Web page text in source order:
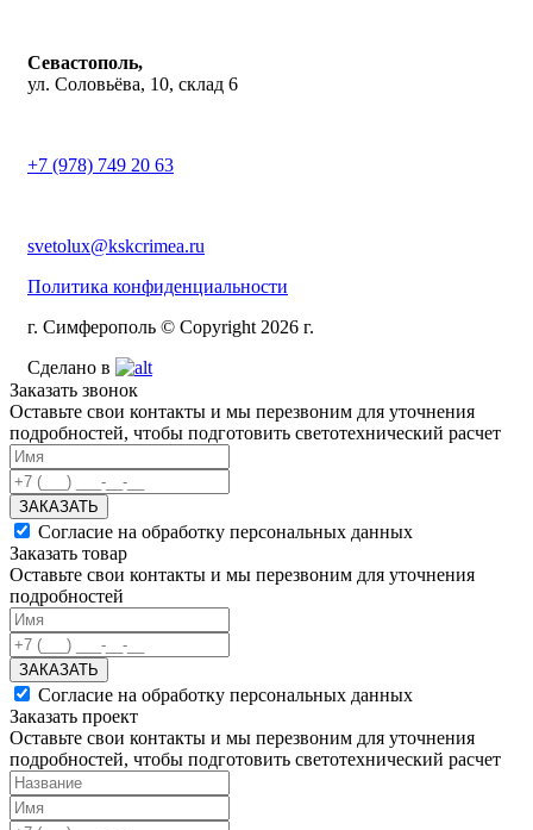
Севастополь,
ул. Соловьёва, 10, склад 6
+7 (978) 749 20 63
svetolux@kskcrimea.ru
Политика конфиденциальности
г. Симферополь © Copyright 2026 г.
Сделано в
Заказать звонок
Оставьте свои контакты и мы перезвоним для уточнения
подробностей, чтобы подготовить светотехнический расчет
ЗАКАЗАТЬ
Согласие на обработку персональных данных
Заказать товар
Оставьте свои контакты и мы перезвоним для уточнения
подробностей
ЗАКАЗАТЬ
Согласие на обработку персональных данных
Заказать проект
Оставьте свои контакты и мы перезвоним для уточнения
подробностей, чтобы подготовить светотехнический расчет